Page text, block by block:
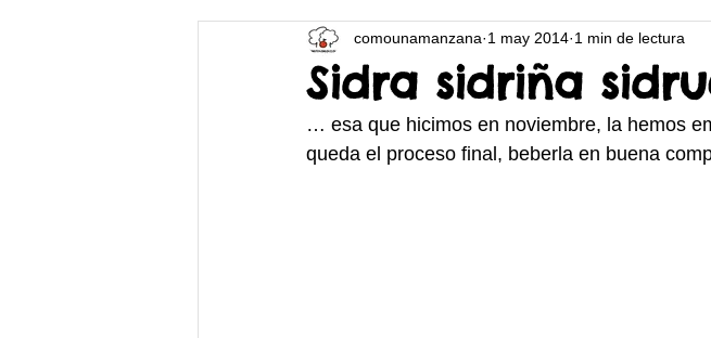
Del bosque Del campo Ecocosucas Herbario de
Recetas con manzana Recetas de fruta WWOOF
Sidra sidriña
comounamanzana 1 may 2014 1 min de lectura
… esa que hicimos en noviembre, la hemos
queda el proceso final, beberla en buena